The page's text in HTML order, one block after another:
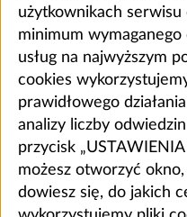
użytkownikach serwisu
minimum wymaganego
usług na najwyższym
cookies
prawidłowego
analizy liczby
przycisk „USTAWIENIA
możesz otworzyć
dowiesz się, do jakich